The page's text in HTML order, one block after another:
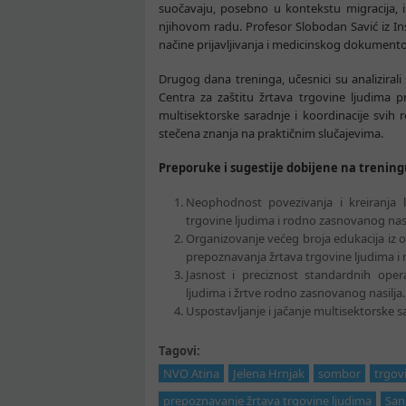
suočavaju, posebno u kontekstu
njihovom radu. Profesor Slobodan Savić iz
načine prijavljivanja i medicinskog
Drugog dana treninga, učesnici su
Centra za zaštitu žrtava trgovine ljudima
multisektorske saradnje i koordinacije svih
stečena znanja na praktičnim slučajevima.
Preporuke i sugestije dobijene na
Neophodnost povezivanja i
trgovine ljudima i rodno zasnovanog
Organizovanje većeg broja edukacija iz
prepoznavanja žrtava trgovine ljudima i
Jasnost i preciznost standardnih
ljudima i žrtve rodno zasnovanog nasilja.
Uspostavljanje i jačanje multisektorske
Tagovi:
NVO Atina
Jelena Hrnjak sombor
prepoznavanje žrtava trgovine ljudima